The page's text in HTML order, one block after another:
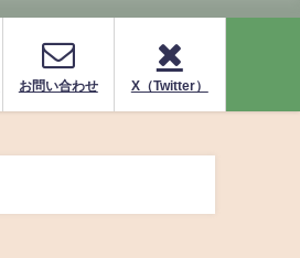
お問い合わせ X（Twitter）